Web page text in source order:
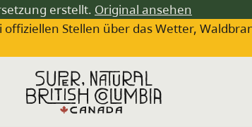
erstellt. Original ansehen
Stellen über das Wetter,